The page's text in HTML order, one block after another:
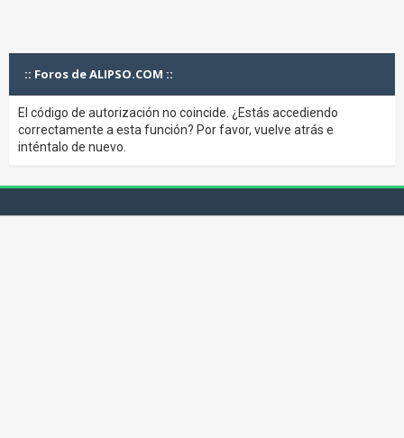
:: Foros de ALIPSO.COM ::
El código de autorización no coincide. ¿Estás accediendo
correctamente a esta función? Por favor, vuelve atrás e
inténtalo de nuevo.